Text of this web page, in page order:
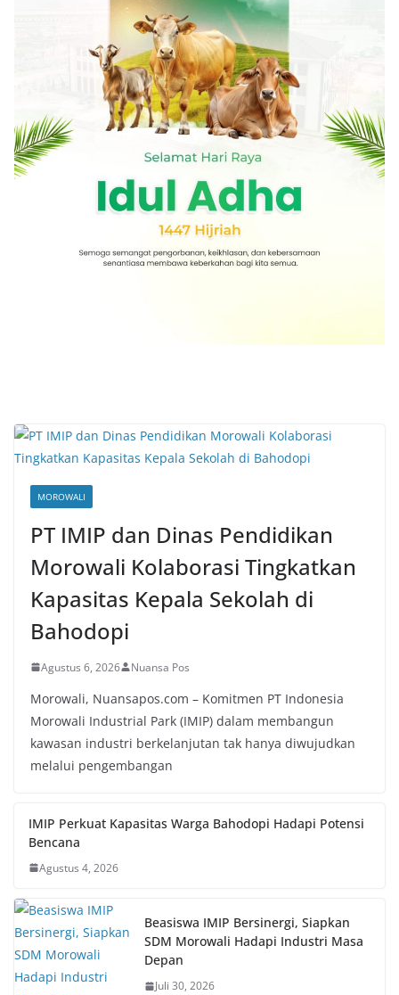
MOROWALI
PT IMIP dan Dinas Pendidikan
Morowali Kolaborasi Tingkatkan
Kapasitas Kepala Sekolah di
Bahodopi
Agustus 6, 2026 Nuansa Pos
Morowali, Nuansapos.com – Komitmen PT Indonesia
Morowali Industrial Park (IMIP) dalam membangun
kawasan industri berkelanjutan tak hanya diwujudkan
melalui pengembangan
IMIP Perkuat Kapasitas Warga Bahodopi Hadapi Potensi
Bencana
Agustus 4, 2026
Beasiswa IMIP Bersinergi, Siapkan
SDM Morowali Hadapi Industri Masa
Depan
Juli 30, 2026